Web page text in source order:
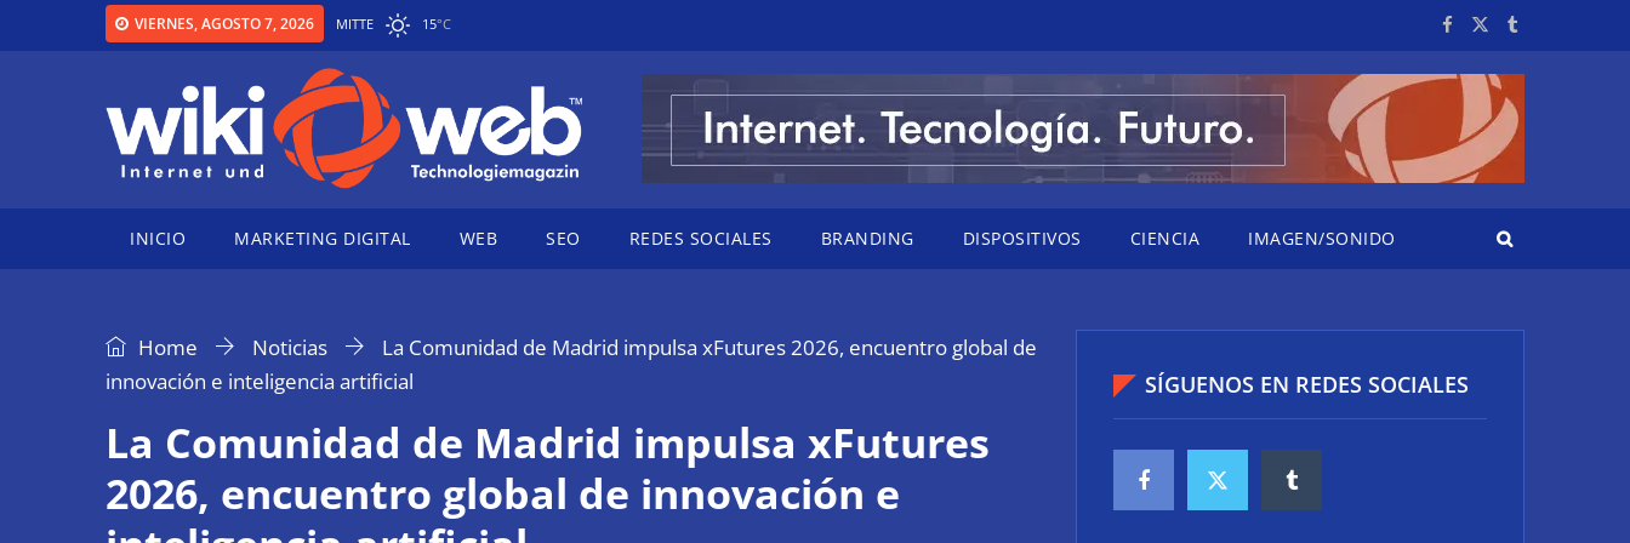
VIERNES, AGOSTO 7, 2026 MITTE 15°C
INICIO MARKETING DIGITAL WEB SEO REDES SOCIALES BRANDING DISPOSITIVOS CIENCIA IMAGEN/SONIDO
Home Noticias
La Comunidad de Madrid impulsa xFutures 2026, encuentro global de
innovación e inteligencia artificial
La Comunidad de Madrid impulsa xFutures
2026, encuentro global de innovación e
SÍGUENOS EN REDES SOCIALES